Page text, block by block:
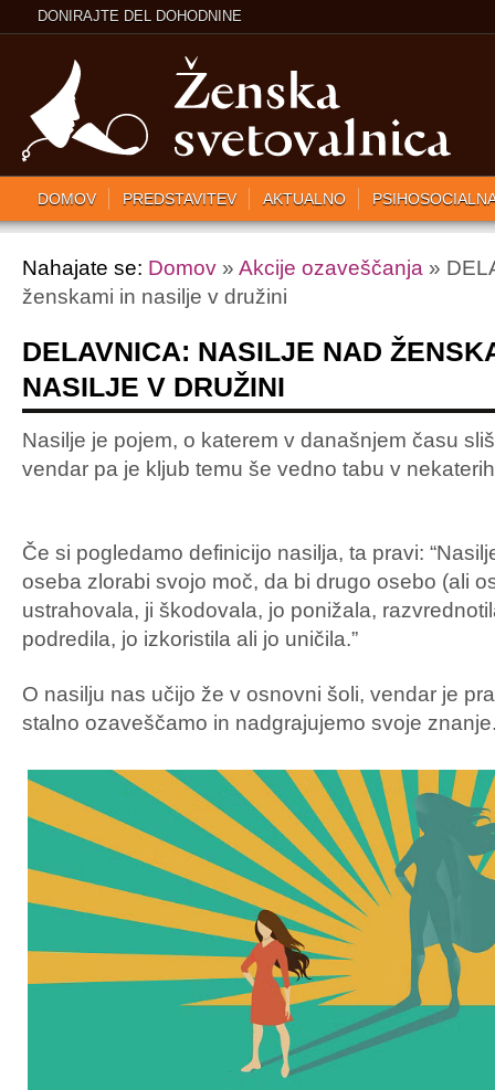
DONIRAJTE DEL DOHODNINE
DOMOV PREDSTAVITEV AKTUALNO
Nahajate se: Domov » Akcije ozaveščanja »
ženskami in nasilje v družini
DELAVNICA: NASILJE NAD
NASILJE V DRUŽINI
Nasilje je pojem, o katerem v današnjem času
vendar pa je kljub temu še vedno tabu v
Če si pogledamo definicijo nasilja, ta pravi:
oseba zlorabi svojo moč, da bi drugo osebo (ali
ustrahovala, ji škodovala, jo ponižala,
podredila, jo izkoristila ali jo uničila.”
O nasilju nas učijo že v osnovni šoli, vendar je
stalno ozaveščamo in nadgrajujemo svoje